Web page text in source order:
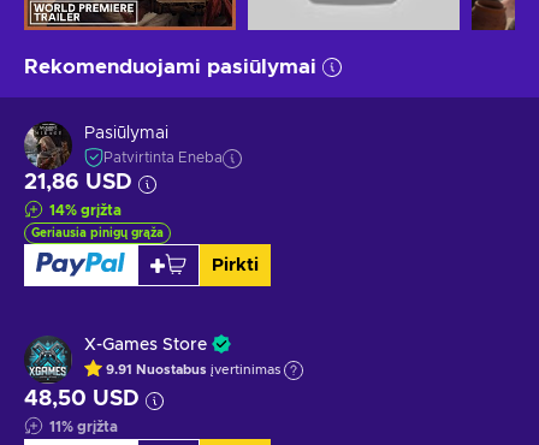
Rekomenduojami pasiūlymai
Pasiūlymai
Patvirtinta Eneba
21,86 USD
14% grįžta
Geriausia pinigų grąža
Pirkti
X-Games Store
9.91 Nuostabus įvertinimas
48,50 USD
11% grįžta